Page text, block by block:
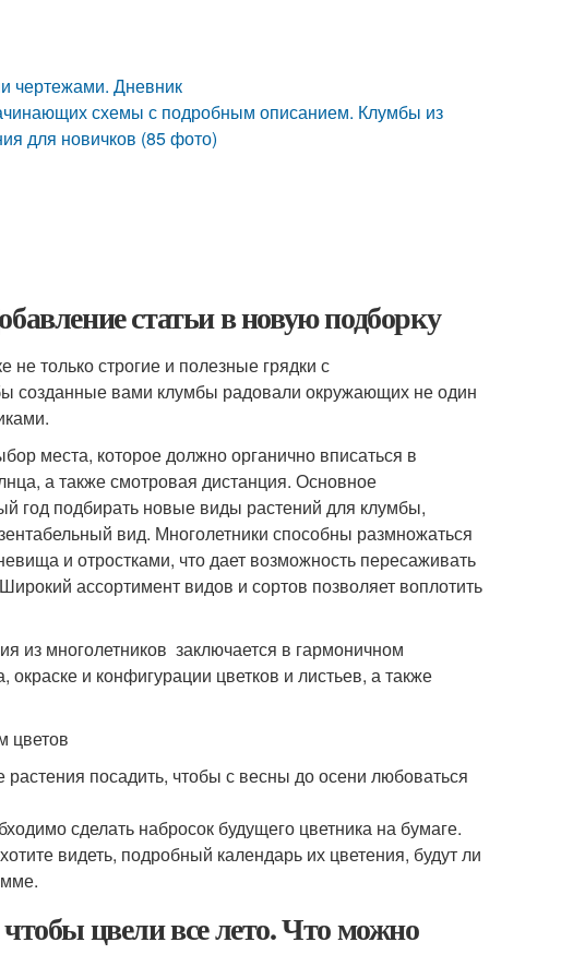
чертежами. Дневник
схемы с подробным описанием. Клумбы из
для новичков (85 фото)
статьи в новую подборку
не только строгие и полезные грядки с
созданные вами клумбы радовали окружающих не один
места, которое должно органично вписаться в
а также смотровая дистанция. Основное
год подбирать новые виды растений для клумбы,
вид. Многолетники способны размножаться
и отростками, что дает возможность пересаживать
ассортимент видов и сортов позволяет воплотить
из многолетников заключается в гармоничном
и конфигурации цветков и листьев, а также
цветов
посадить, чтобы с весны до осени любоваться
сделать набросок будущего цветника на бумаге.
видеть, подробный календарь их цветения, будут ли
цвели все лето. Что можно